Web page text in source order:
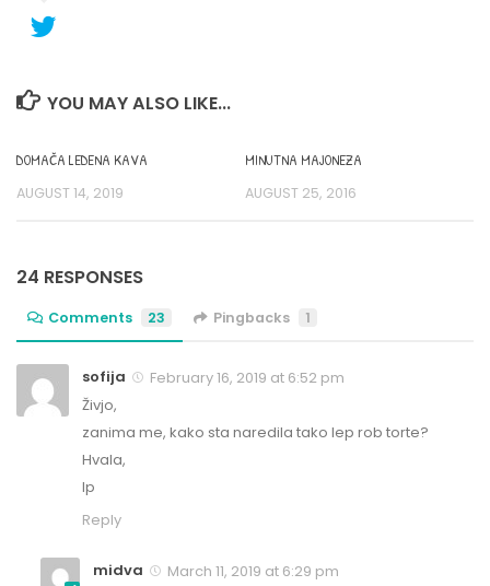
YOU MAY ALSO LIKE...
DOMAČA LEDENA KAVA
AUGUST 14, 2019
MINUTNA MAJONEZA
AUGUST 25, 2016
24 RESPONSES
Comments 23 Pingbacks 1
sofija
February 16, 2019 at 6:52 pm
Živjo,
zanima me, kako sta naredila tako lep rob torte?
Hvala,
lp
Reply
midva
March 11, 2019 at 6:29 pm